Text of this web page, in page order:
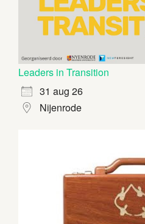
Leaders in Transition
31 aug 26
Nijenrode